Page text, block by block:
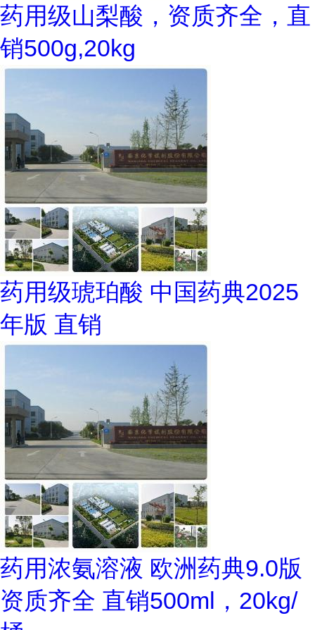
药用级山梨酸，资质齐全，直
销500g,20kg
药用级琥珀酸 中国药典2025
年版 直销
药用浓氨溶液 欧洲药典9.0版
资质齐全 直销500ml，20kg/